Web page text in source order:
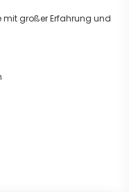
mit großer Erfahrung und